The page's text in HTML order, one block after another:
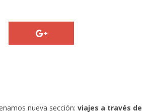
nueva sección: viajes a través de